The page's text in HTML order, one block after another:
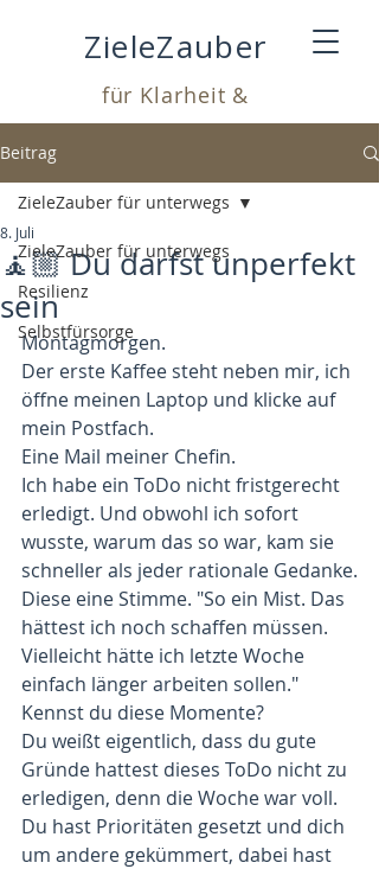
ZieleZauber
für Klarheit &
Beitrag
ZieleZauber für unterwegs
Resilienz
Selbstfürsorge
ZieleZauber für unterwegs
🧘🏼 Du darfst unperfekt
sein
8. Juli
Montagmorgen.
Der erste Kaffee steht neben mir, ich
öffne meinen Laptop und klicke auf
mein Postfach.
Eine Mail meiner Chefin.
Ich habe ein ToDo nicht fristgerecht
erledigt. Und obwohl ich sofort
wusste, warum das so war, kam sie
schneller als jeder rationale Gedanke.
Diese eine Stimme. "So ein Mist. Das
hättest ich noch schaffen müssen.
Vielleicht hätte ich letzte Woche
einfach länger arbeiten sollen."
Kennst du diese Momente?
Du weißt eigentlich, dass du gute
Gründe hattest dieses ToDo nicht zu
erledigen, denn die Woche war voll.
Du hast Prioritäten gesetzt und dich
um andere gekümmert, dabei hast